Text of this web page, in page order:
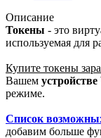
Описание
Токены - это
используемая для
Купите токены
Вашем
режиме.
Список
добавим больше